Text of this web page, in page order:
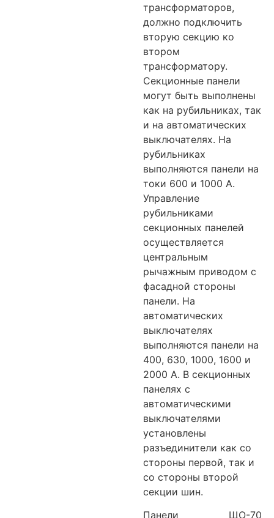
трансформаторов,
должно подключить
вторую секцию ко
втором
трансформатору.
Секционные панели
могут быть выполнены
как на рубильниках, так
и на автоматических
выключателях. На
рубильниках
выполняются панели на
токи 600 и 1000 А.
Управление
рубильниками
секционных панелей
осуществляется
центральным
рычажным приводом с
фасадной стороны
панели. На
автоматических
выключателях
выполняются панели на
400, 630, 1000, 1600 и
2000 А. В секционных
панелях с
автоматическими
выключателями
установлены
разъединители как со
стороны первой, так и
со стороны второй
секции шин.
Панели ЩО-70